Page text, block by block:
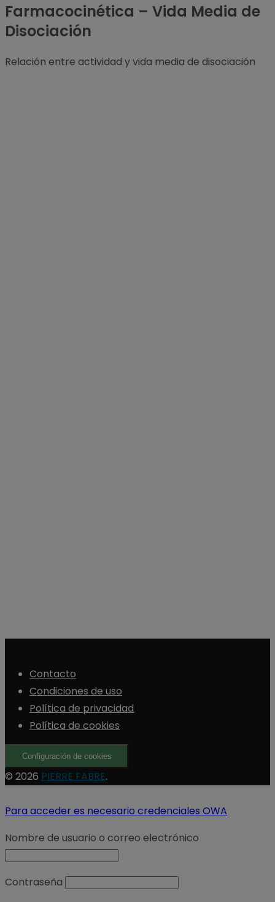
Farmacocinética – Vida Media de
Disociación
Relación entre actividad y vida media de disociación
Contacto
Condiciones de uso
Política de privacidad
Política de cookies
Configuración de cookies
© 2026 PIERRE FABRE.
Para acceder es necesario credenciales OWA
Nombre de usuario o correo electrónico
Contraseña